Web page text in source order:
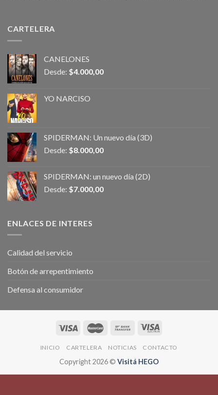
CARTELERA
CANELONES
Desde: $4.000,00
YO NARCISO
SPIDERMAN: Un nuevo día (3D)
Desde: $8.000,00
SPIDERMAN: un nuevo día (2D)
Desde: $7.000,00
ENLACES DE INTERES
Calidad del servicio
Botón de arrepentimiento
Defensa al consumidor
INICIO CARTELERA NOTICIAS CONTACTO
Copyright 2026 © Visitá HEGO